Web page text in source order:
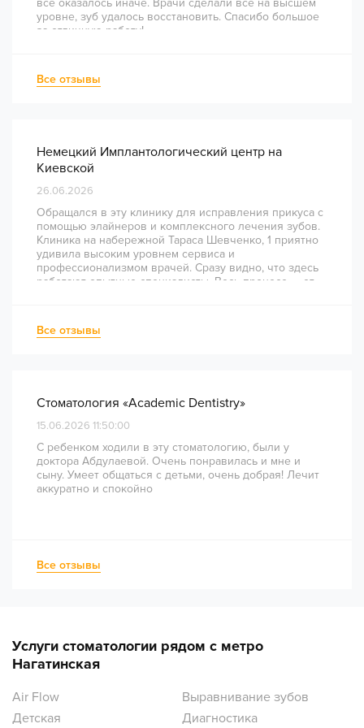
всё оказалось иначе. Врачи сделали всё на высшем
уровне, зуб удалось восстановить. Спасибо большое
за отличную работу!
Все отзывы
Немецкий Имплантологический центр на
Киевской
26.06.2026
Обращался в эту клинику для исправления прикуса с
помощью элайнеров и комплексного лечения зубов.
Клиника на набережной Тараса Шевченко, 1 приятно
удивила высоким уровнем сервиса и
профессионализмом врачей. Сразу видно, что здесь
работают опытные специалисты. Весь процесс — от
непростое перелечивание каналов прошло
комфортно и безболезненно. Рекомендую всем, кто
Все отзывы
Стоматология «Academic Dentistry»
15.06.2026 11:50:00
С ребенком ходили в эту стоматологию, были у
доктора Абдулаевой. Очень понравилась и мне и
сыну. Умеет общаться с детьми, очень добрая! Лечит
аккуратно и спокойно
Все отзывы
Услуги стоматологии рядом с метро
Нагатинская
Air Flow
Выравнивание зубов
Детская
Диагностика